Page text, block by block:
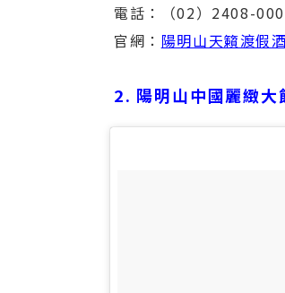
電話：（02）2408-
官網： 陽明山天籟渡假
2. 陽明山中國麗緻大